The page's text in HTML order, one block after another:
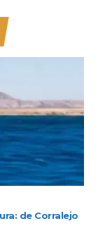
de Corralejo